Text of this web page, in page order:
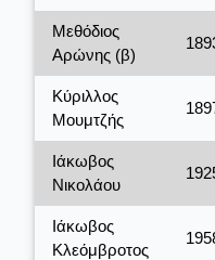
Μεθόδιος
Αρώνης (β)
Κύριλλος
Μουμτζής
Ιάκωβος
Νικολάου
Ιάκωβος
Κλεόμβροτος